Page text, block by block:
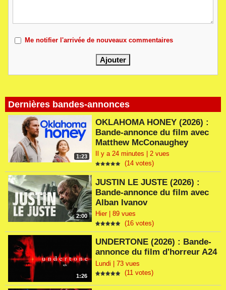
Dernières bandes-annonces
1:23
OKLAHOMA HONEY (2026) :
Bande-annonce du film avec
Matthew McConaughey
Il y a 24 minutes | 2 vues
(14 votes)
2:00
JUSTIN LE JUSTE (2026) :
Bande-annonce du film avec
Alban Ivanov
Hier | 89 vues
(16 votes)
1:26
UNDERTONE (2026) : Bande-
annonce du film d'horreur A24
Lundi | 73 vues
(11 votes)
Me notifier l'arrivée de nouveaux commentaires